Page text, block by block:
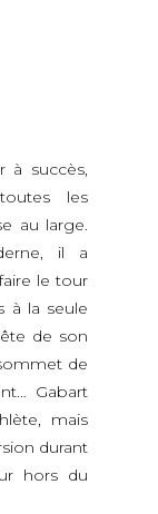
à succès,
les
au large.
il a
le tour
à la seule
de son
de
Gabart
mais
durant
hors du